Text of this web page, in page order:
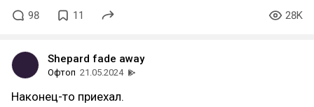
98 11 28K
Shepard fade away
Офтоп 21.05.2024
Наконец-то приехал.